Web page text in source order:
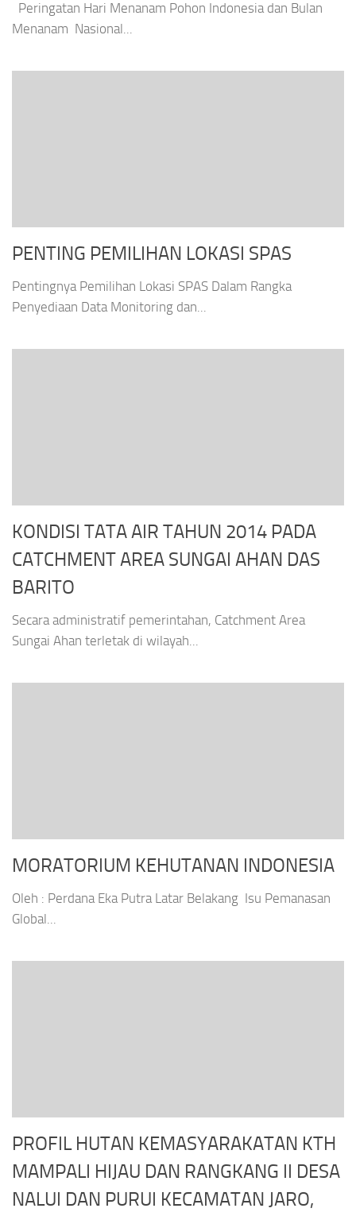
Peringatan Hari Menanam Pohon Indonesia dan Bulan
Menanam Nasional...
PENTING PEMILIHAN LOKASI SPAS
Pentingnya Pemilihan Lokasi SPAS Dalam Rangka
Penyediaan Data Monitoring dan...
KONDISI TATA AIR TAHUN 2014 PADA
CATCHMENT AREA SUNGAI AHAN DAS
BARITO
Secara administratif pemerintahan, Catchment Area
Sungai Ahan terletak di wilayah...
MORATORIUM KEHUTANAN INDONESIA
Oleh : Perdana Eka Putra Latar Belakang Isu Pemanasan
Global...
PROFIL HUTAN KEMASYARAKATAN KTH
MAMPALI HIJAU DAN RANGKANG II DESA
NALUI DAN PURUI KECAMATAN JARO,